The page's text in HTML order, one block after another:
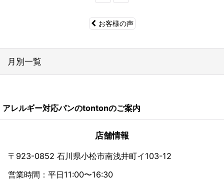
お客様の声
月別一覧
2024年
2022年
2021年
アレルギー対応パンのtontonのご案内
店舗情報
〒923-0852 石川県小松市南浅井町イ103-12
営業時間：平日11:00〜16:30